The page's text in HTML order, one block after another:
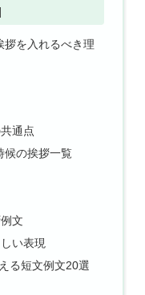
拶を入れるべき理
通点
候の挨拶一覧
文
い表現
る短文例文20選